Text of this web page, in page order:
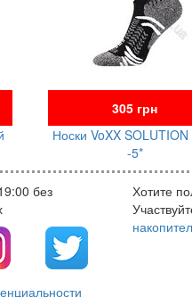
305 грн
Носки VoXX SOLUTION
-5*
без
Хотите